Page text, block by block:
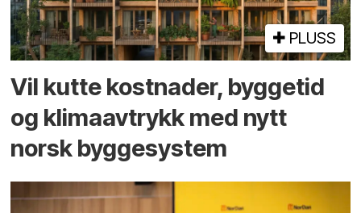
PLUSS
Vil kutte kostnader, byggetid
og klima­avtrykk med nytt
norsk bygge­system